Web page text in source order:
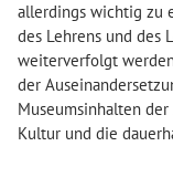
allerdings wichtig zu
des Lehrens und des
weiterverfolgt
der
Museumsinhalten
Kultur und die